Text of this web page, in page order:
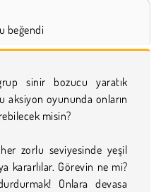
beğendi
sinir bozucu yaratık
aksiyon oyununda onların
misin?
zorlu seviyesinde yeşil
kararlılar. Görevin ne mi?
Onlara devasa